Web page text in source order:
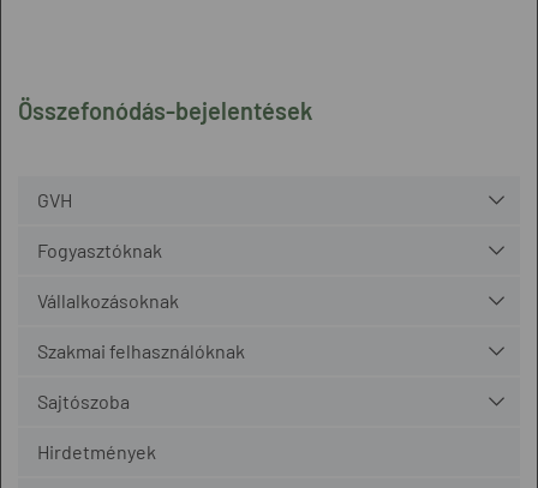
Összefonódás-bejelentések
GVH
Fogyasztóknak
Vállalkozásoknak
Szakmai felhasználóknak
Sajtószoba
Hirdetmények